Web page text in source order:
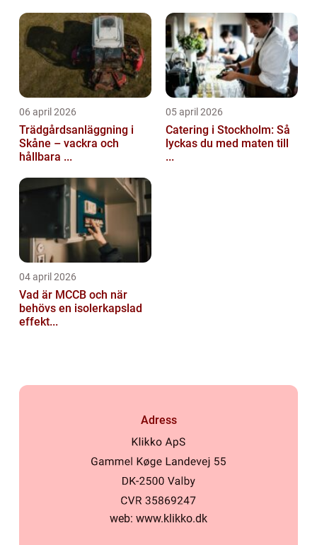
06 april 2026
Trädgårdsanläggning i
Skåne – vackra och
hållbara ...
05 april 2026
Catering i Stockholm: Så
lyckas du med maten till
...
04 april 2026
Vad är MCCB och när
behövs en isolerkapslad
effekt...
Adress
web: www.klikko.dk